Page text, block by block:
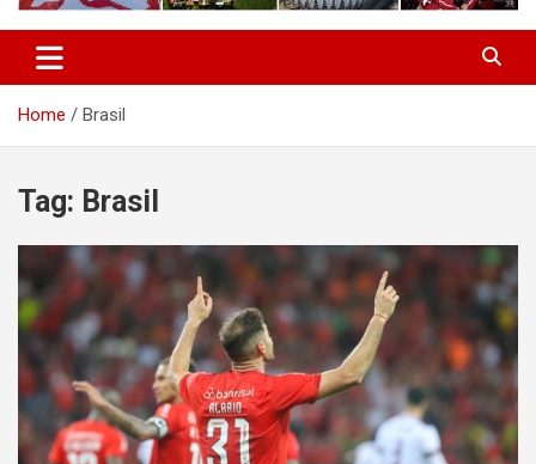
Home Brasil
Tag: Brasil